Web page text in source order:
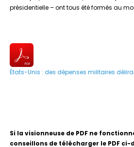
présidentielle – ont tous été formés au
États-Unis : des dépenses militaires
Si la visionneuse de PDF ne
conseillons de télécharger le PDF ci-